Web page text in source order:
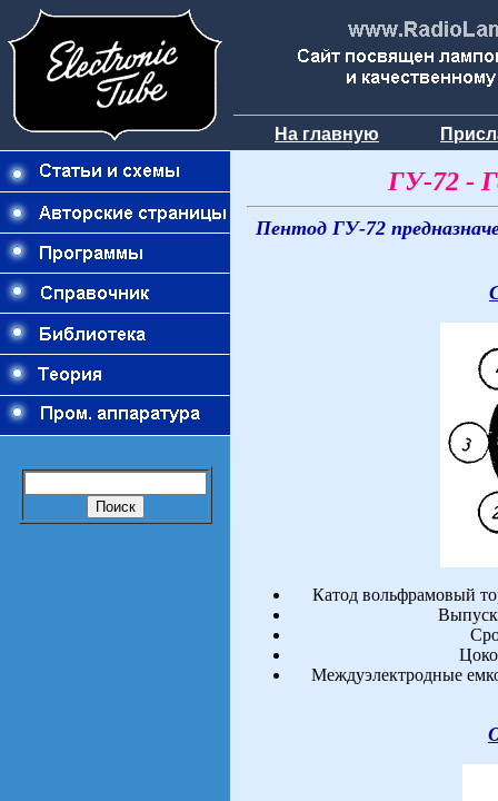
На главную
ГУ-72 -
Пентод ГУ-72
Катод вольфрамовый
Междуэлектродные